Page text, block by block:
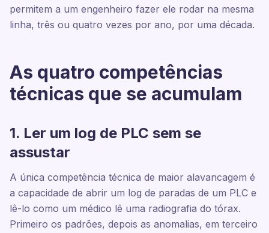
permitem a um engenheiro fazer ele rodar na mesma
linha, três ou quatro vezes por ano, por uma década.
As quatro competências
técnicas que se acumulam
1. Ler um log de PLC sem se
assustar
A única competência técnica de maior alavancagem é
a capacidade de abrir um log de paradas de um PLC e
lê-lo como um médico lê uma radiografia do tórax.
Primeiro os padrões, depois as anomalias, em terceiro